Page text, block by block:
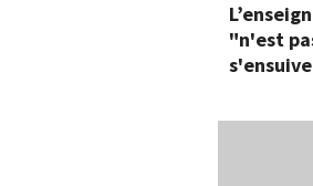
"n'est